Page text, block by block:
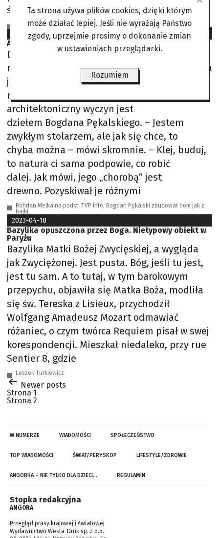
świadomi swoich preferencji i
Na podst. tekstu Anety Olender
2023-08-29
Architektoniczne dzieło sztuki. Jak z bajki
Do tego basen w kształcie jęzora, plaża i
niezwykły widok na dolinę Sanu. Cała budowla
jest zupełnie pozbawiona symetrii,
nieregularność stanowi o jej istocie. Ów
architektoniczny wyczyn jest
dziełem Bogdana Pękalskiego. – Jestem
zwykłym stolarzem, ale jak się chce, to
chyba można – mówi skromnie. – Klej, buduj,
to natura ci sama podpowie, co robić
dalej. Jak mówi, jego „chorobą” jest
drewno. Pozyskiwał je różnymi
Bohdan Melka na podst. TVP Info, Bogdan Pękalski zbudował dom jak z
bajki
2023-04-18
Bazylika opuszczona przez Boga. Nietypowy obiekt w
Paryżu
Bazylika Matki Bożej Zwycięskiej, a wygląda
jak Zwyciężonej. Jest pusta. Bóg, jeśli tu jest,
jest tu sam. A to tutaj, w tym barokowym
przepychu, objawiła się Matka Boża, modliła
się św. Tereska z Lisieux, przychodził
Wolfgang Amadeusz Mozart odmawiać
różaniec, o czym twórca Requiem pisał w swej
korespondencji. Mieszkał niedaleko, przy rue
Sentier 8, gdzie
Leszek Turkiewicz
Stronicowanie
wpisów
Newer posts
Strona 1
Strona 2
W NUMERZE WIADOMOŚCI SPOŁECZEŃSTWO
TOP WIADOMOŚCI ŚWIAT/PERYSKOP LIFESTYLE/ZDROWIE
ANGORKA – NIE TYLKO DLA DZIECI… REGULAMIN
Stopka redakcyjna
ANGORA
Przegląd prasy krajowej i światowej
Wydawnictwo Westa-Druk sp. z o.o.
Ta strona używa plików cookies, dzięki którym
może działać lepiej. Jeśli nie wyrażają Państwo
zgody, uprzejmie prosimy o dokonanie zmian
w ustawieniach przeglądarki.
Rozumiem